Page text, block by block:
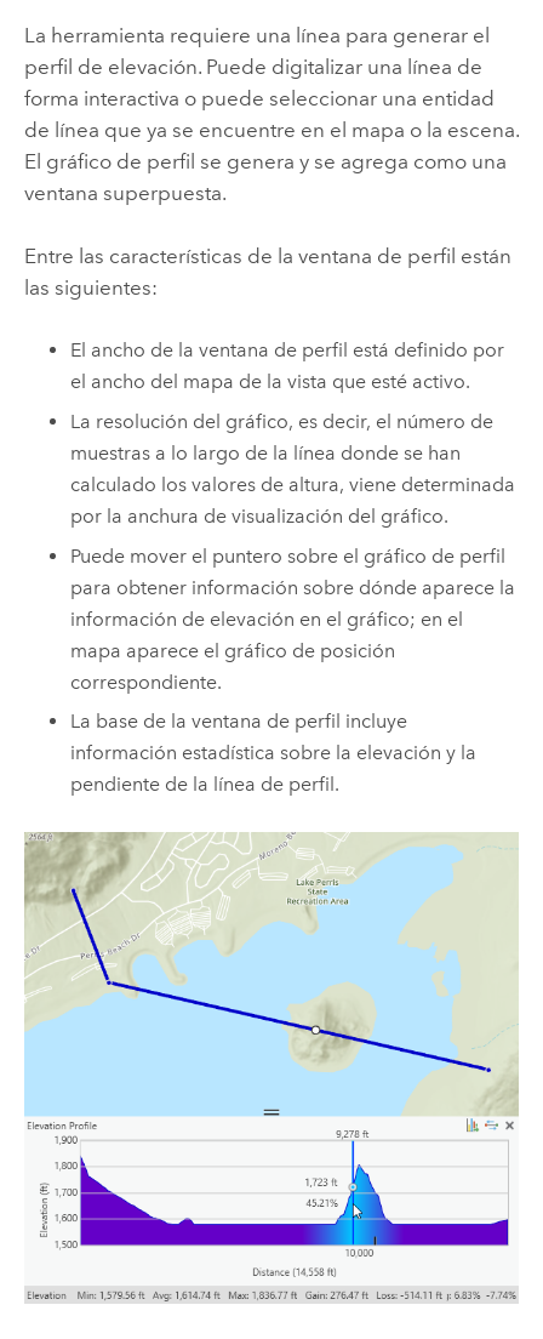
La herramienta requiere una línea para generar el
perfil de elevación. Puede digitalizar una línea de
forma interactiva o puede seleccionar una entidad
de línea que ya se encuentre en el mapa o la escena.
El gráfico de perfil se genera y se agrega como una
ventana superpuesta.
Entre las características de la ventana de perfil están
las siguientes:
El ancho de la ventana de perfil está definido por
el ancho del mapa de la vista que esté activo.
La resolución del gráfico, es decir, el número de
muestras a lo largo de la línea donde se han
calculado los valores de altura, viene determinada
por la anchura de visualización del gráfico.
Puede mover el puntero sobre el gráfico de perfil
para obtener información sobre dónde aparece la
información de elevación en el gráfico; en el
mapa aparece el gráfico de posición
correspondiente.
La base de la ventana de perfil incluye
información estadística sobre la elevación y la
pendiente de la línea de perfil.